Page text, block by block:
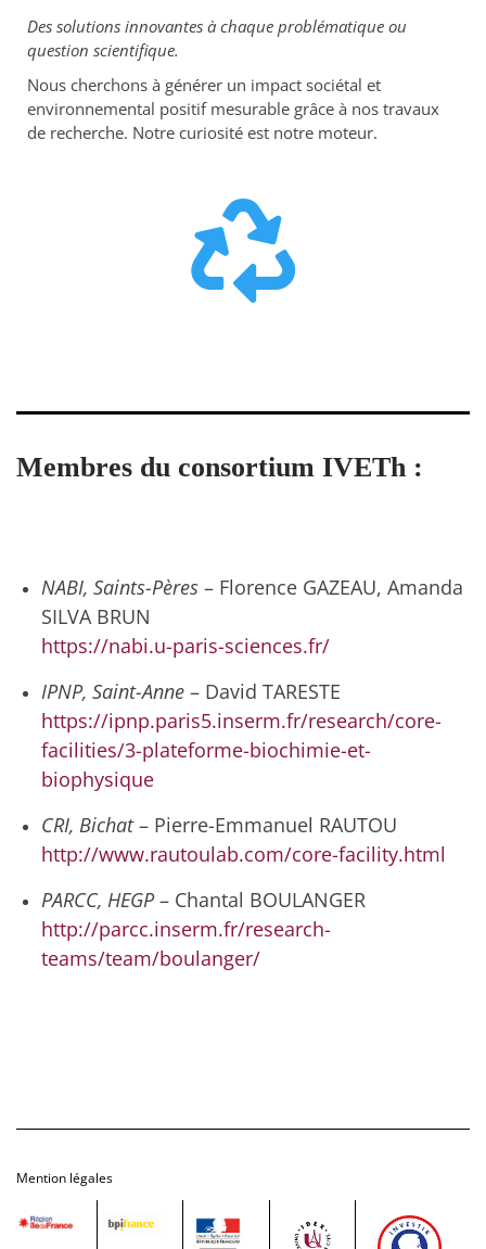
Des solutions innovantes à chaque problématique ou
question scientifique.
Nous cherchons à générer un impact sociétal et
environnemental positif mesurable grâce à nos travaux
de recherche. Notre curiosité est notre moteur.

Membres du consortium IVETh :
NABI, Saints-Pères – Florence GAZEAU, Amanda
SILVA BRUN
https://nabi.u-paris-sciences.fr/
IPNP, Saint-Anne – David TARESTE
https://ipnp.paris5.inserm.fr/research/core-
facilities/3-plateforme-biochimie-et-
biophysique
CRI, Bichat– Pierre-Emmanuel RAUTOU
http://www.rautoulab.com/core-facility.html
PARCC, HEGP– Chantal BOULANGER
http://parcc.inserm.fr/research-
teams/team/boulanger/
Mention légales